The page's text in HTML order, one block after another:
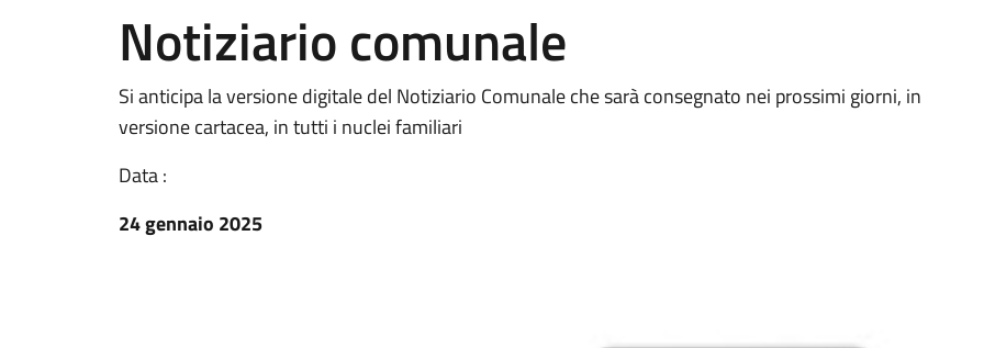
Notiziario comunale
Si anticipa la versione digitale del Notiziario Comunale che sarà consegnato nei prossimi giorni, in
versione cartacea, in tutti i nuclei familiari
Data :
24 gennaio 2025